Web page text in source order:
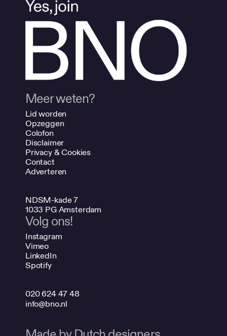
Meer weten?
Lid worden
Opzeggen
Colofon
Disclaimer
Privacy & Cookies
Contact
Adverteren
NDSM-kade 7
1033 PG Amsterdam
Volg ons!
Instagram
Vimeo
LinkedIn
Spotify
020 624 47 48
info@bno.nl